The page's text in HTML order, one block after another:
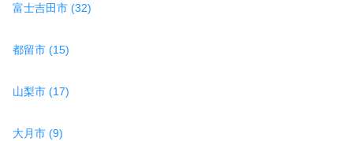
富士吉田市 (32)
都留市 (15)
山梨市 (17)
大月市 (9)